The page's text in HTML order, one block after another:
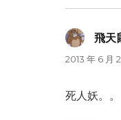
飛天
2013 年 6 月
死人妖。。